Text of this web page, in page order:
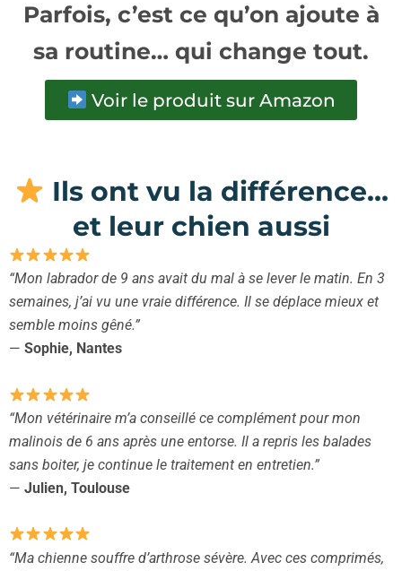
Parfois, c’est ce qu’on ajoute à
sa routine… qui change tout.
Voir le produit sur Amazon
Ils ont vu la différence…
et leur chien aussi
“Mon labrador de 9 ans avait du mal à se lever le matin. En 3
semaines, j’ai vu une vraie différence. Il se déplace mieux et
semble moins gêné.”
— Sophie, Nantes
“Mon vétérinaire m’a conseillé ce complément pour mon
malinois de 6 ans après une entorse. Il a repris les balades
sans boiter, je continue le traitement en entretien.”
— Julien, Toulouse
“Ma chienne souffre d’arthrose sévère. Avec ces comprimés,